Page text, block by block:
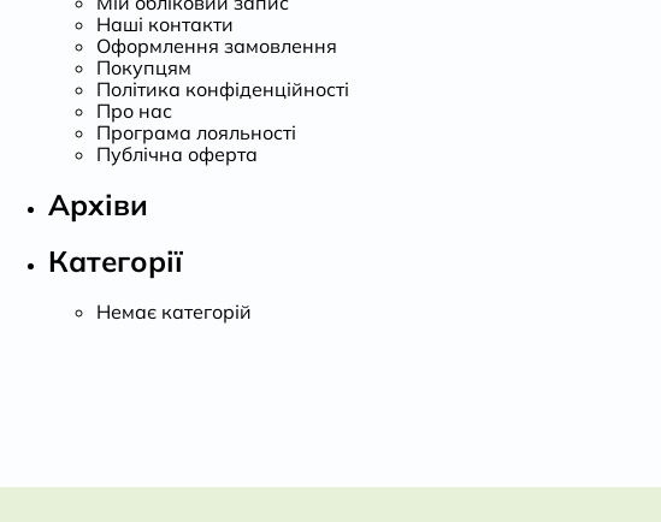
Наші контакти
Оформлення замовлення
Покупцям
Політика конфіденційності
Про нас
Програма лояльності
Публічна оферта
Архіви
Категорії
Немає категорій